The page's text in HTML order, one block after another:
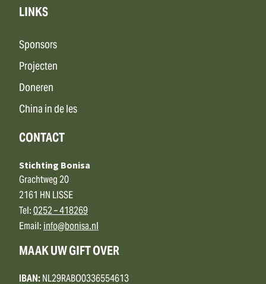
LINKS
Sponsors
Projecten
Doneren
China in de les
CONTACT
Stichting Bonisa
Grachtweg 20
2161 HN LISSE
Tel:0252 – 418269
Email:info@bonisa.nl
MAAK UW GIFT OVER
IBAN:NL29RABO0336554613